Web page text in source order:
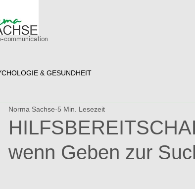
communication
& GESUNDHEIT
wenn Geben zur
Norma Sachse 5 Min. Lesezeit